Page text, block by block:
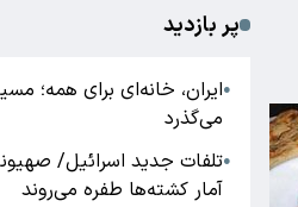
پر بازدید
●ایران، خانه‌ای برای همه؛
می‌گذرد
●تلفات جدید اسرائیل/
آمار کشته‌ها طفره می‌روند